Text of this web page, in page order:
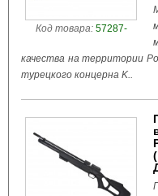
Код товара:57287-
качества на территории
турецкого концерна K..